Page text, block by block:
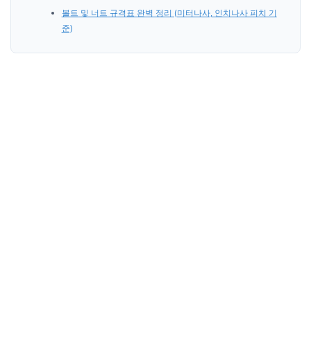
볼트 및 너트 규격표 완벽 정리 (미터나사, 인치나사 피치 기
준)